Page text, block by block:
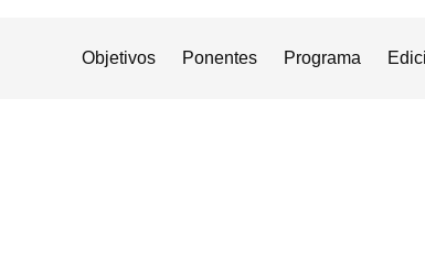
Objetivos Ponentes Programa